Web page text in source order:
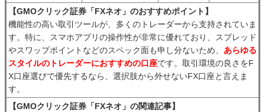
【GMOクリック証券「FXネオ」のおすすめポイント】
機能性の高い取引ツールが、多くのトレーダーから支持されていま
す。特に、スマホアプリの操作性が非常に優れており、スプレッド
やスワップポイントなどのスペック面も申し分ないため、 あらゆる
スタイルのトレーダーにおすすめの口座です。取引環境の良さをF
X口座選びで優先するなら、選択肢から外せないFX口座と言えま
す。
【GMOクリック証券「FXネオ」の関連記事】